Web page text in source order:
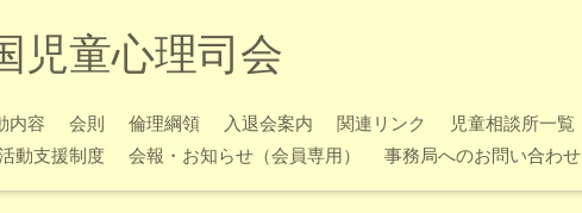
児童心理司会
内容 会則 倫理綱領 入退会案内 関連リンク
児童相談所一覧
動支援制度 会報・お知らせ（会員専用） 事務局へのお問い合わせ